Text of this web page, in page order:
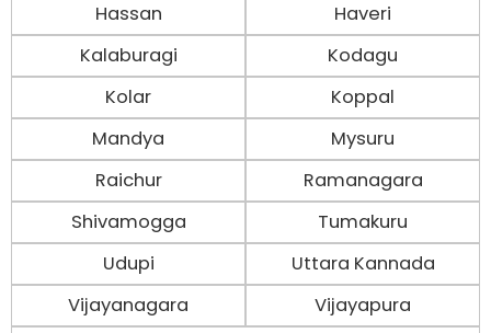
Hassan
Haveri
Kalaburagi
Kodagu
Kolar
Koppal
Mandya
Mysuru
Raichur
Ramanagara
Shivamogga
Tumakuru
Udupi
Uttara Kannada
Vijayanagara
Vijayapura